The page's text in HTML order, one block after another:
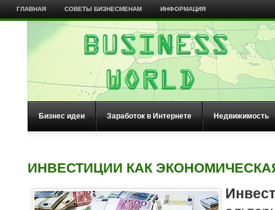
ГЛАВНАЯ СОВЕТЫ БИЗНЕСМЕНАМ ИНФОРМАЦИЯ
Бизнес идеи Заработок в Интернете Недвижимость
ИНВЕСТИЦИИ КАК